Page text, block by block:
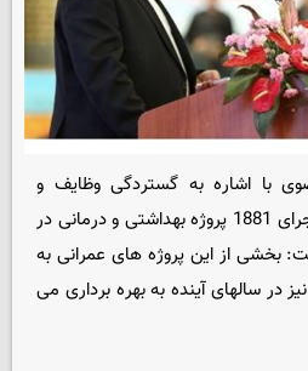
با اشاره به گستردگی وظایف و
خدمات وزارت بهداشت، از اجرای 1881 پروژه بهداشتی و درمانی در
بخشی از این پروژه های عمرانی به
در سالهای آینده به بهره برداری می